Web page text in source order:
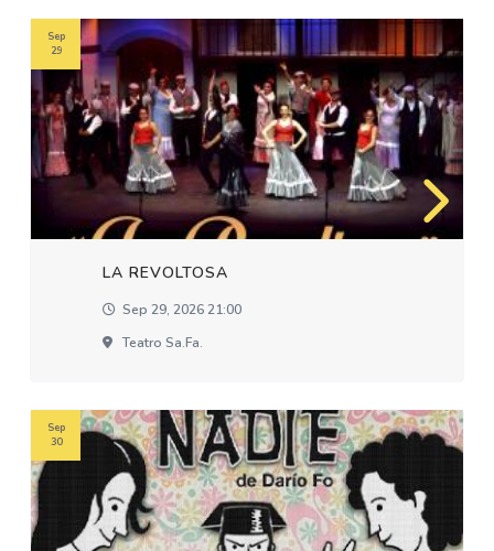
LA REVOLTOSA
Sep 29, 2026 21:00
Teatro Sa.fa.
Sep
29
Sep
30